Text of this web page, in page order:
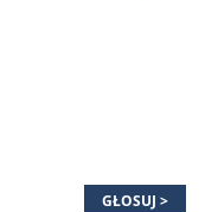
GŁOSUJ >